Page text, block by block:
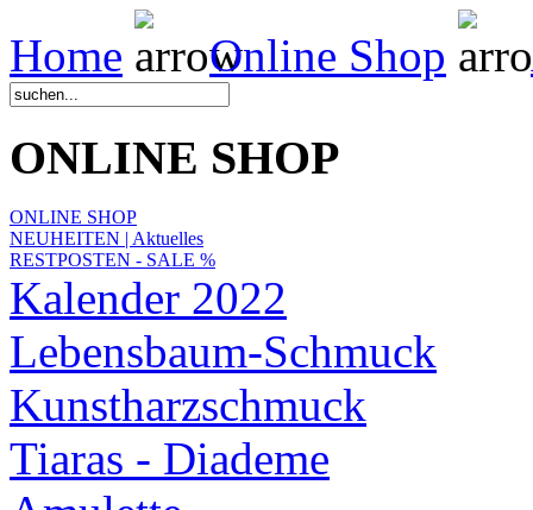
Home Online Shop
ONLINE SHOP
ONLINE SHOP
NEUHEITEN | Aktuelles
RESTPOSTEN - SALE %
Kalender 2022
Lebensbaum-Schmuck
Kunstharzschmuck
Tiaras - Diademe